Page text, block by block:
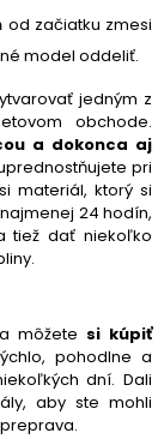
od začiatku zmesi
model oddeliť.
jedným z
obchode.
a dokonca aj
pri
materiál, ktorý si
24 hodín,
tiež dať niekoľko
môžete si kúpiť
pohodlne a
dní. Dali
aby ste mohli